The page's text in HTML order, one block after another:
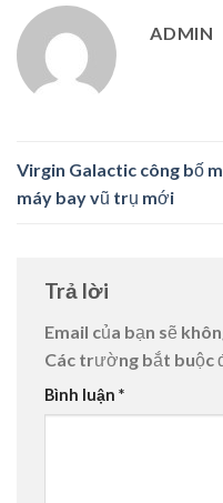
ADMIN
Virgin Galactic công bố
máy bay vũ trụ mới
Trả lời
Email của bạn sẽ
Các trường bắt buộc
Bình luận *